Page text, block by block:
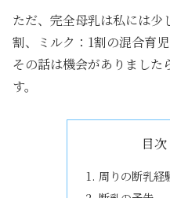
ただ、完全母乳は私には少
割、ミルク：1割の混合育
その話は機会がありました
す。
目次
周りの断乳経